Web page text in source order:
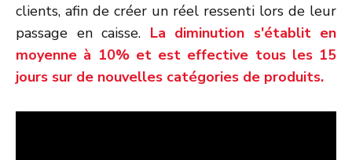
clients, afin de créer un réel ressenti lors de leur
passage en caisse. La diminution s'établit en
moyenne à 10% et est effective tous les 15
jours sur de nouvelles catégories de produits.